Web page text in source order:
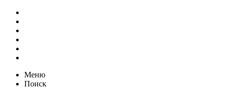
Меню
Поиск